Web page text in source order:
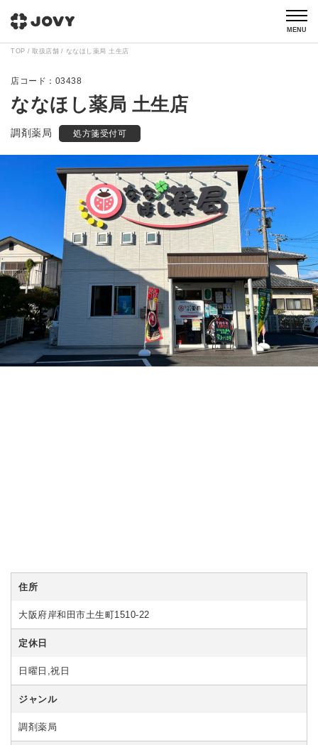
MENU
TOP 取扱店舗 ななほし薬局 土生店
03438
ななほし薬局 土生店
調剤薬局 処方箋受付可
住所
大阪府岸和田市土生町1510-22
定休日
日曜日,祝日
ジャンル
調剤薬局